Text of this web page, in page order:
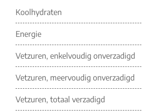
Koolhydraten
Energie
Vetzuren, enkelvoudig onverzadigd
Vetzuren, meervoudig onverzadigd
Vetzuren, totaal verzadigd